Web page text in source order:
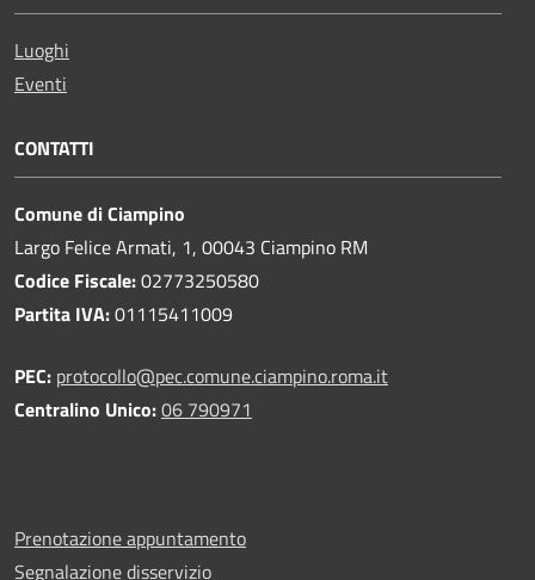
Luoghi
Eventi
CONTATTI
Comune di Ciampino
Largo Felice Armati, 1, 00043 Ciampino RM
Codice Fiscale:02773250580
Partita IVA:01115411009
PEC: protocollo@pec.comune.ciampino.roma.it
Centralino Unico:06 790971
Prenotazione appuntamento
Segnalazione disservizio